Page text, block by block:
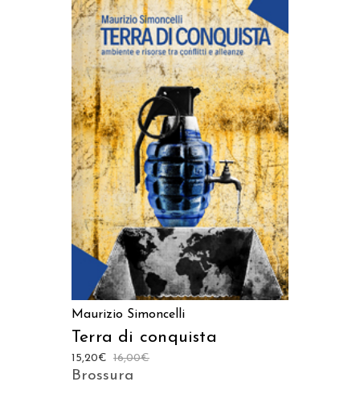
AGGIUNGI AL CARRELLO
Maurizio Simoncelli
Terra di conquista
16,00€
15,20€
Brossura